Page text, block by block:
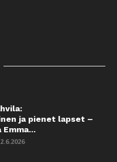
ja pienet lapset –
Emma...